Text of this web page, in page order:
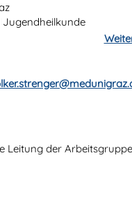
Leitung der